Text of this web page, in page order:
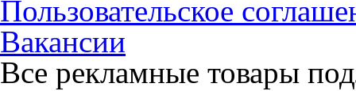
Пользовательское
Вакансии
Все рекламные товары